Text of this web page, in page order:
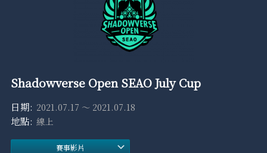
Shadowverse Open SEAO July Cup
2021.07.17 ～ 2021.07.18
線上
賽事影片